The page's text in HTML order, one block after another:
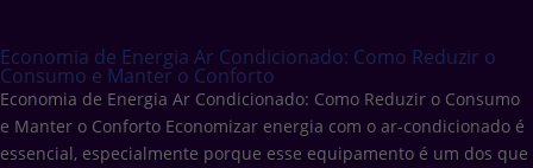
Economia de Energia Ar Condicionado: Como Reduzir o
Consumo e Manter o Conforto
Economia de Energia Ar Condicionado: Como Reduzir o Consumo
e Manter o Conforto Economizar energia com o ar-condicionado é
essencial, especialmente porque esse equipamento é um dos que